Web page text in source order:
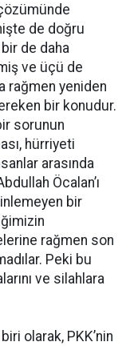
de doğru
de daha
ve üçü de
rağmen yeniden
bir konudur.
sorunun
hürriyeti
arasında
Öcalan’ı
bir
rağmen son
Peki bu
ve silahlara
olarak, PKK’nin